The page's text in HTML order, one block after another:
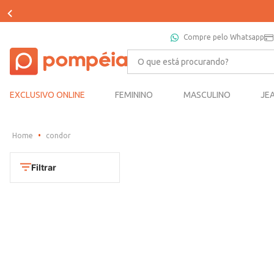
Compre pelo Whatsapp
O que está procurando?
EXCLUSIVO ONLINE FEMININO MASCULINO
condor
Filtrar